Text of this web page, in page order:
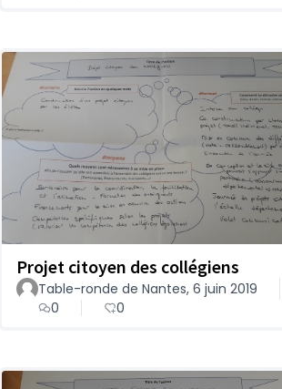
Projet citoyen des collégiens
Table-ronde de Nantes, 6 juin 2019
0
0